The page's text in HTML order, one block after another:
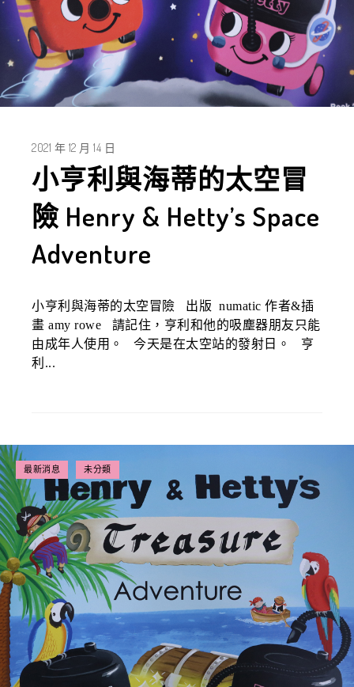
2021 年 12 月 14 日
小亨利與海蒂的太空冒
險 Henry & Hetty’s Space
Adventure
小亨利與海蒂的太空冒險 出版 numatic 作者&插
畫 amy rowe 請記住，亨利和他的吸塵器朋友只能
由成年人使用。 今天是在太空站的發射日。 亨
利...
最新消息 未分類